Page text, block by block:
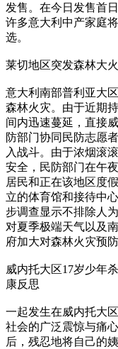
发售。在今日发售首
许多意大利中产家庭
选。
莱切地区突发森林大
意大利南部普利亚大
森林火灾。由于近期
间内迅速蔓延，直接
防部门协同民防志愿
入战斗。由于浓烟滚
安全，民防部门在午
居民和正在该地区度
立的体育馆和接待中
步调查显示不排除人
对夏季极端天气以及
府加大对森林火灾预
威内托大区17岁少年
康反思
一起发生在威内托大
社会的广泛震惊与痛
后，残忍地将自己的